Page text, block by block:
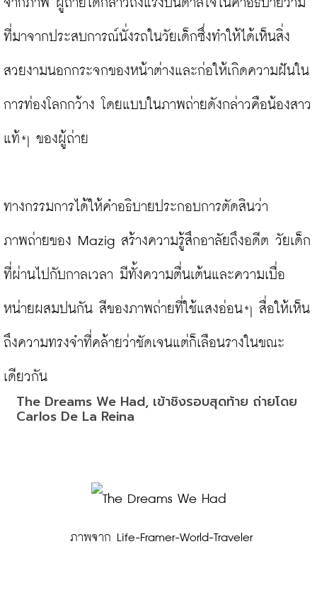
จากภาพ ผู้ถ่ายได้กล่าวถึงแรงบันดาลใจในคำอธิบายว่ามี
ที่มาจากประสบการณ์นั่งรถในวัยเด็กซึ่งทำให้ได้เห็นสิ่ง
สวยงามนอกกระจกของหน้าต่างและก่อให้เกิดความฝันใน
การท่องโลกกว้าง โดยแบบในภาพถ่ายดังกล่าวคือน้องสาว
แท้ๆ ของผู้ถ่าย
ทางกรรมการได้ให้คำอธิบายประกอบการตัดสินว่า
ภาพถ่ายของ Mazig สร้างความรู้สึกอาลัยถึงอดีต วัยเด็ก
ที่ผ่านไปกับกาลเวลา มีทั้งความตื่นเต้นและความเบื่อ
หน่ายผสมปนกัน สีของภาพถ่ายที่ใช้แสงอ่อนๆ สื่อให้เห็น
ถึงความทรงจำที่คล้ายว่าชัดเจนแต่ก็เลือนรางในขณะ
The Dreams We Had, เข้าชิงรอบสุดท้าย ถ่ายโดย
Carlos De La Reina
ภาพจาก Life-Framer-World-Traveler